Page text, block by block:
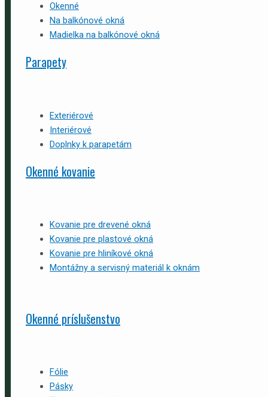
Okenné
Na balkónové okná
Madielka na balkónové okná
Parapety
Exteriérové
Interiérové
Doplnky k parapetám
Okenné kovanie
Kovanie pre drevené okná
Kovanie pre plastové okná
Kovanie pre hliníkové okná
Montážny a servisný materiál k oknám
Okenné príslušenstvo
Fólie
Pásky